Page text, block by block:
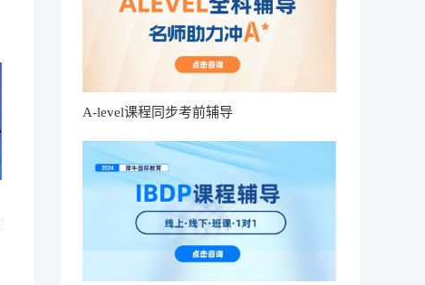
A-level课程同步考前辅导